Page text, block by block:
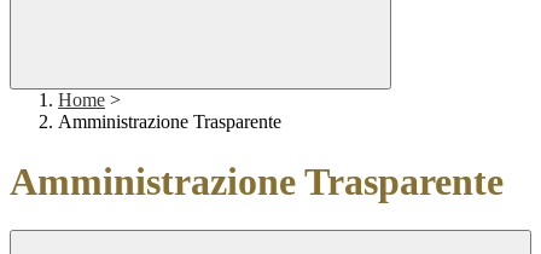
Home >
Amministrazione Trasparente
Amministrazione Trasparente